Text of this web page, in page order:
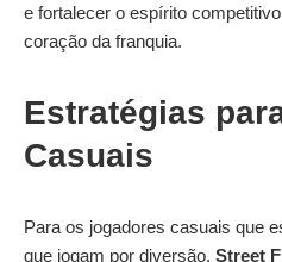
e fortalecer o espírito
coração da franquia.
Estratégias
Casuais
Para os jogadores casuais que
que jogam por diversão, Street